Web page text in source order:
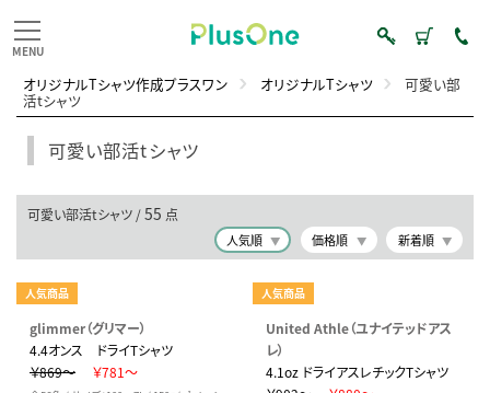
オリジナルTシャツ作成プラスワン オリジナルTシャツ 可愛い部
活tシャツ
可愛い部活tシャツ
可愛い部活tシャツ /55 点
人気順 価格順 新着順
人気商品
glimmer（グリマー）
4.4オンス ドライTシャツ
￥869～
￥781～
人気商品
United Athle（ユナイテッドアス
レ）
4.1oz ドライアスレチックTシャツ